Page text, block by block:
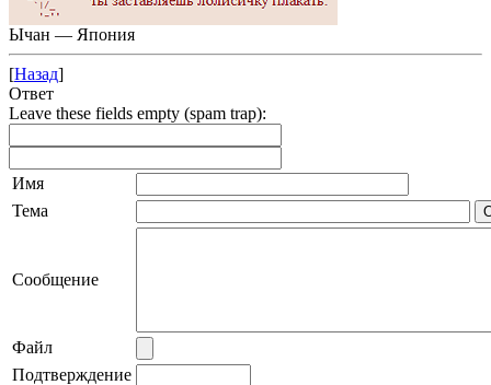
Ычан — Япония
[Назад]
Ответ
Leave these fields empty (spam trap):
Имя
Тема
Сообщение
Файл
Подтверждение